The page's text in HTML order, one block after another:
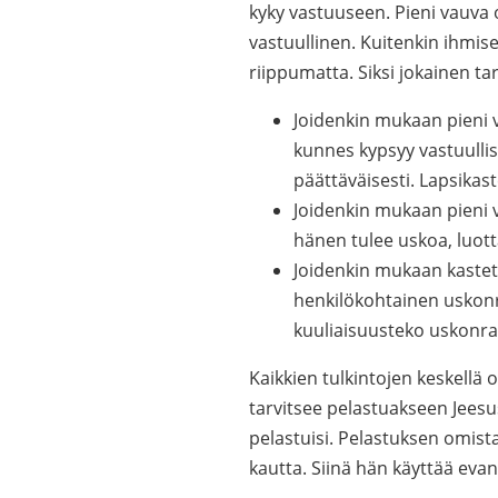
kyky vastuuseen. Pieni
vastuullinen. Kuitenkin
riippumatta. Siksi jokainen
Joidenkin mukaan
kunnes kypsyy
päättäväisesti.
Joidenkin mukaan
hänen tulee uskoa,
Joidenkin mukaan
henkilökohtainen
kuuliaisuusteko
Kaikkien tulkintojen keskellä
tarvitsee pelastuakseen
pelastuisi. Pelastuksen
kautta. Siinä hän käyttää